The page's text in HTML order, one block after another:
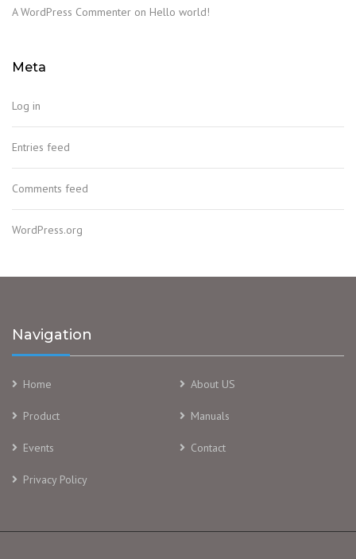
A WordPress Commenter on Hello world!
Meta
Log in
Entries feed
Comments feed
WordPress.org
Navigation
Home About US
Product Manuals
Events Contact
Privacy Policy